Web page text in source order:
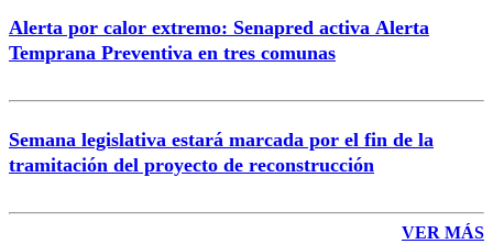
Alerta por calor extremo: Senapred activa Alerta
Temprana Preventiva en tres comunas
Semana legislativa estará marcada por el fin de la
tramitación del proyecto de reconstrucción
VER MÁS